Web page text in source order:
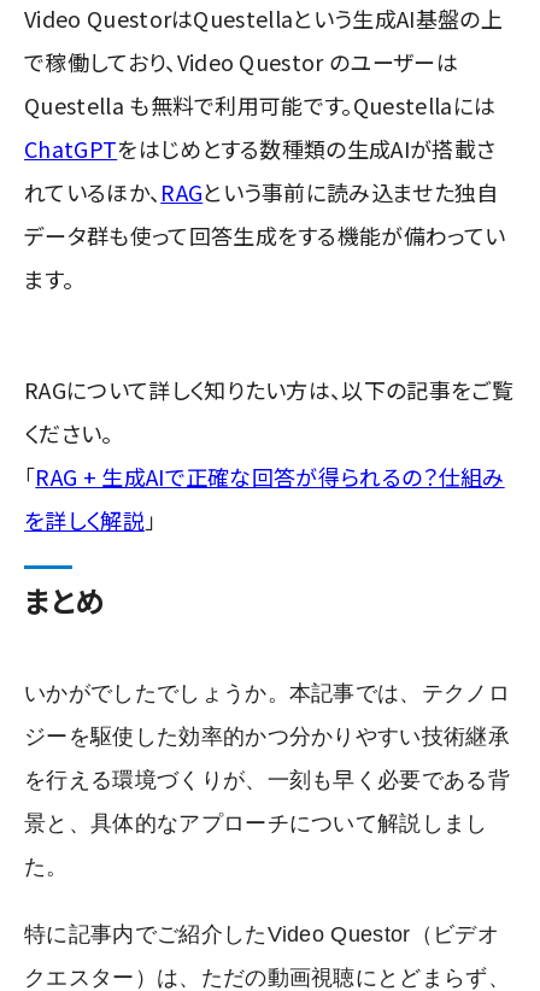
Video QuestorはQuestellaという生成AI基盤の上
で稼働しており、Video Questor のユーザーは
Questella も無料で利用可能です。Questellaには
ChatGPTをはじめとする数種類の生成AIが搭載さ
れているほか、 RAGという事前に読み込ませた独自
データ群も使って回答生成をする機能が備わってい
ます。
RAGについて詳しく知りたい方は、以下の記事をご覧
ください。
「RAG + 生成AIで正確な回答が得られるの？仕組み
を詳しく解説」
まとめ
いかがでしたでしょうか。本記事では、テクノロ
ジーを駆使した効率的かつ分かりやすい技術継承
を行える環境づくりが、一刻も早く必要である背
景と、具体的なアプローチについて解説しまし
た。
特に記事内でご紹介したVideo Questor（ビデオ
クエスター）は、ただの動画視聴にとどまらず、